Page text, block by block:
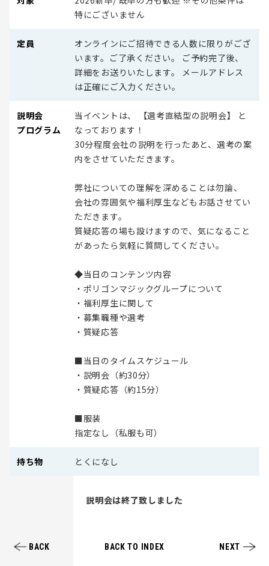
特にございません
定員
オンラインにご招待できる人数に限りがござ
います。ご了承ください。 ご予約完了後、
詳細をお送りいたします。 メールアドレス
は正確にご入力ください。
説明会
プログラム
当イベントは、 【選考直結型の説明会】 と
なっております！
30分程度会社の説明を行ったあと、選考の案
内をさせていただきます。
弊社についての理解を深めることは勿論、
会社の雰囲気や福利厚生などもお話させてい
ただきます。
質疑応答の場も設けますので、気になること
があったら気軽に質問してください。
◆当日のコンテンツ内容
・ポリゴンマジックグループについて
・福利厚生に関して
・募集職種や選考
・質疑応答
■当日のタイムスケジュール
・説明会（約30分）
・質疑応答（約15分）
■服装
指定なし（私服も可）
持ち物 とくになし
説明会は終了致しました
BACK BACK TO INDEX NEXT